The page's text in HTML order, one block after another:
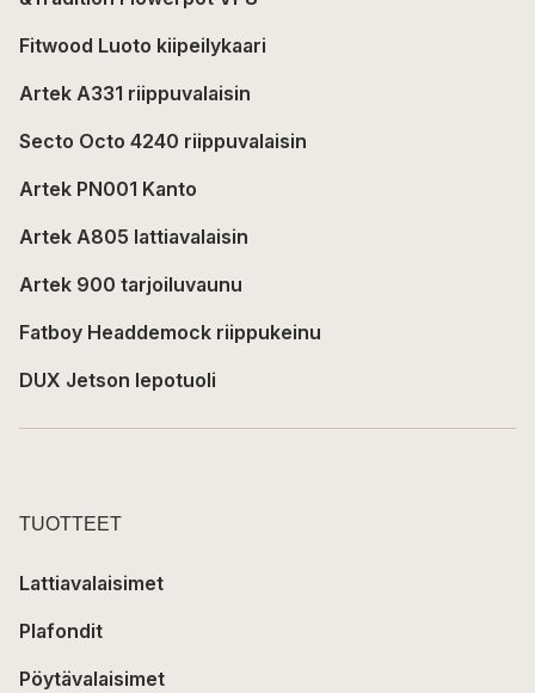
Fitwood Luoto kiipeilykaari
Artek A331 riippuvalaisin
Secto Octo 4240 riippuvalaisin
Artek PN001 Kanto
Artek A805 lattiavalaisin
Artek 900 tarjoiluvaunu
Fatboy Headdemock riippukeinu
DUX Jetson lepotuoli
TUOTTEET
Lattiavalaisimet
Plafondit
Pöytävalaisimet